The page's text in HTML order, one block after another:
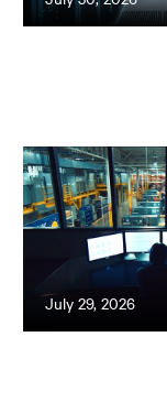
July 29, 2026